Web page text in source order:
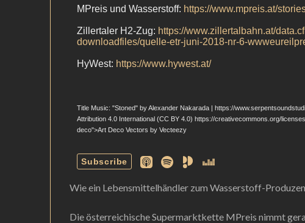
Wie ein Lebensmittelhändler zum Wasserstoff-
Die österreichische Supermarktkette MPreis nimmt